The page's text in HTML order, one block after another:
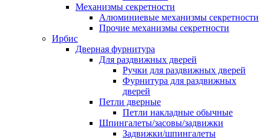
Механизмы секретности
Алюминиевые механизмы секретности
Прочие механизмы секретности
Ирбис
Дверная фурнитура
Для раздвижных дверей
Ручки для раздвижных дверей
Фурнитура для раздвижных
дверей
Петли дверные
Петли накладные обычные
Шпингалеты/засовы/задвижки
Задвижки/шпингалеты